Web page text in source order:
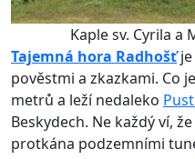
Kaple sv. Cyrila a
Tajemná hora Radhošťje
pověstmi a zkazkami. Co
metrů a leží nedaleko
Beskydech. Ne každý ví,
protkána podzemními